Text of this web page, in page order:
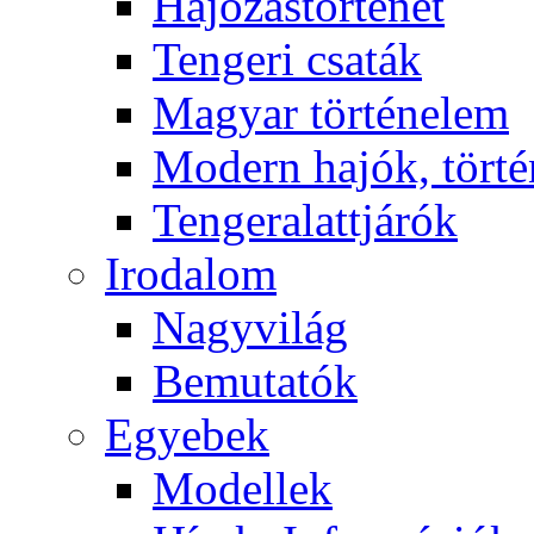
Tengeri csaták
Magyar történelem
Modern hajók,
Tengeralattjárók
Irodalom
Nagyvilág
Bemutatók
Egyebek
Modellek